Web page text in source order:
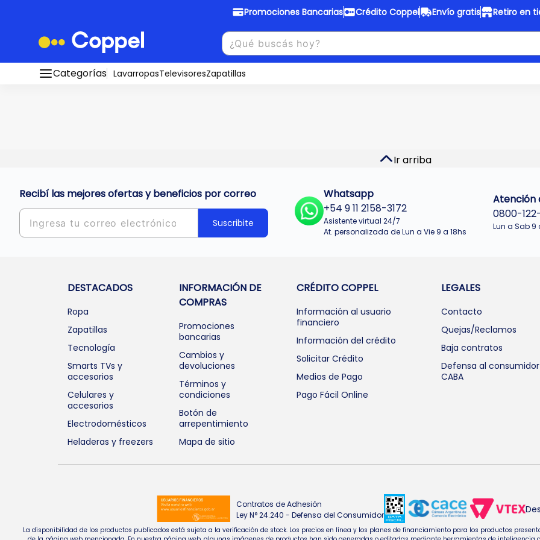
Promociones Bancarias Crédito Coppel Envío gratis Retiro en
Promociones Bancarias
Conocé todos nuestros medios de pago
Crédito Coppel
Hasta
Envío gratis
Categorías LavarropasTelevisoresZapatillas
Ir arriba
Recibí las mejores ofertas y beneficios por correo
Suscribite
Whatsapp
+54 9 11 2158-3172
Asistente virtual 24/7
At. personalizada de Lun a Vie 9 a 18hs
Atención
0800-
Lun a Sab 9
DESTACADOS
Ropa
Zapatillas
Tecnología
Smarts TVs y
accesorios
Celulares y
accesorios
Electrodomésticos
Heladeras y freezers
INFORMACIÓN DE
COMPRAS
Promociones
bancarias
Cambios y
devoluciones
Términos y
condiciones
Botón de
arrepentimiento
Mapa de sitio
CRÉDITO COPPEL
Información al usuario
financiero
Información del crédito
Solicitar Crédito
Medios de Pago
Pago Fácil Online
LEGALES
Contacto
Quejas/Reclamos
Baja contratos
Defensa al consumidor
CABA
Contratos de Adhesión
Ley N° 24.240 - Defensa del Consumidor
La disponibilidad de los productos publicados está sujeta a la verificación de stock. Los precios en línea y los planes de financiamiento para los productos